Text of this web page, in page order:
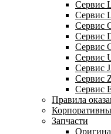
Сервис
Сервис
Сервис
Сервис
Сервис
Сервис
Сервис
Сервис
Сервис
Правила
Запчасти